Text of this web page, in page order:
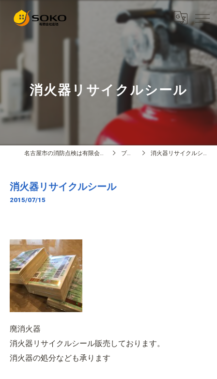
消火器リサイクルシール
名古屋市の消防点検は有限会社創功 ブログ 消火器リサイクルシール
消火器リサイクルシール
2015/07/15
廃消火器
消火器リサイクルシール販売しております。
消火器の処分なども承ります